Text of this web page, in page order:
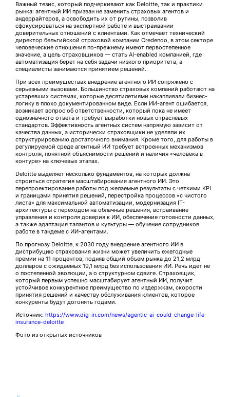
Важный тезис, который подчеркивают как Deloitte, так и практики
рынка: агентный ИИ призван не заменить страховых агентов и
андеррайтеров, а освободить их от рутины, позволив
сфокусироваться на экспертной работе и выстраивании
доверительных отношений с клиентами. Как отмечает технический
директор бельгийской страховой компании Credendo, в этом секторе
человеческие отношения по-прежнему имеют первостепенное
значение, а цель страховщиков — стать AI-enabled компанией, где
автоматизация берет на себя задачи низкого приоритета, а
специалисты занимаются принятием решений.
При всех преимуществах внедрение агентного ИИ сопряжено с
серьезными вызовами. Большинство страховых компаний работают на
устаревших системах, которые десятилетиями накапливали бизнес-
логику в плохо документированном виде. Если ИИ-агент ошибается,
возникает вопрос об ответственности, который пока не имеет
однозначного ответа и требует выработки новых отраслевых
стандартов. Эффективность агентных систем напрямую зависит от
качества данных, а исторически страховщики не уделяли их
структурированию достаточного внимания. Кроме того, для работы в
регулируемой среде агентный ИИ требует встроенных механизмов
контроля, понятной объяснимости решений и наличия «человека в
контуре» на ключевых этапах.
Deloitte выделяет несколько фундаментов, на которых должна
строиться стратегия масштабирования агентного ИИ. Это
перепроектирование работы под желаемые результаты с четкими KPI
и границами принятия решений, перестройка процессов «с чистого
листа» для максимальной автоматизации, модернизация IT-
архитектуры с переходом на облачные решения, встраивание
управления и контроля доверия к ИИ, обеспечение готовности данных,
а также адаптация талантов и культуры — обучение сотрудников
работе в тандеме с ИИ-агентами.
По прогнозу Deloitte, к 2030 году внедрение агентного ИИ в
дистрибуцию страхования жизни может увеличить ежегодные
премии на 11 процентов, подняв общий объем рынка до 21,2 млрд
долларов с ожидаемых 19,1 млрд без использования ИИ. Речь идет не
о постепенной эволюции, а о структурном сдвиге. Страховщик,
который первым успешно масштабирует агентный ИИ, получит
устойчивое конкурентное преимущество по издержкам, скорости
принятия решений и качеству обслуживания клиентов, которое
конкуренты будут догонять годами.
Источник: https://www.dig-in.com/news/agentic-ai-could-change-life-
insurance-deloitte
Фото из открытых источников